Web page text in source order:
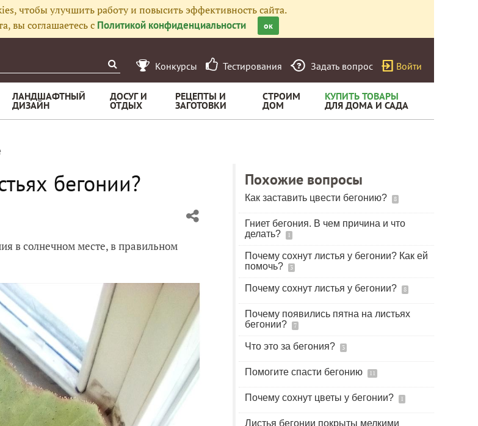
чтобы улучшить работу и повысить эффективность сайта.
вы соглашаетесь с Политикой конфиденциальности ок
Конкурсы Тестирования Задать вопрос Войти
ЛАНДШАФТНЫЙ
ДИЗАЙН
ДОСУГ И
ОТДЫХ
РЕЦЕПТЫ И
ЗАГОТОВКИ
СТРОИМ
ДОМ
КУПИТЬ ТОВАРЫ
ДЛЯ ДОМА И САДА
бегонии?
в солнечном месте, в правильном
Похожие вопросы
Как заставить цвести бегонию? 8
Гниет бегония. В чем причина и что
делать?
1
Почему сохнут листья у бегонии? Как ей
помочь?
3
Почему сохнут листья у бегонии? 8
Почему появились пятна на листьях
бегонии?
7
Что это за бегония? 3
Помогите спасти бегонию 11
Почему сохнут цветы у бегонии? 1
Листья бегонии покрыты мелкими